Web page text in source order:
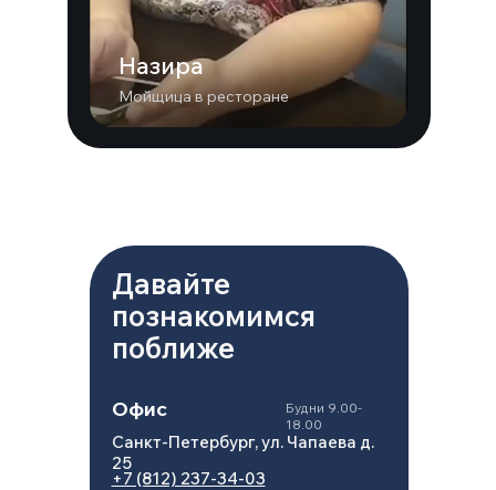
Назира
Мойщица в ресторане
Офис
Будни 9.00-
18.00
Санкт-Петербург, ул. Чапаева д.
25
+7 (812) 237-34-03
Звоните
Пишите
Давайте
познакомимся
поближе